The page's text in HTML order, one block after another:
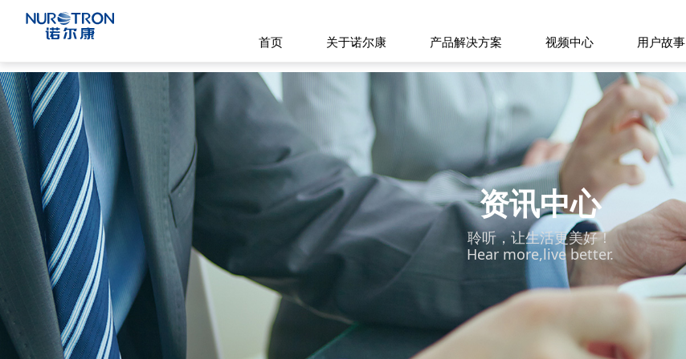
首页 关于诺尔康 产品解决方案 视频中心 用户故事
资讯中心
聆听，让生活更美好！
Hear more,live better.